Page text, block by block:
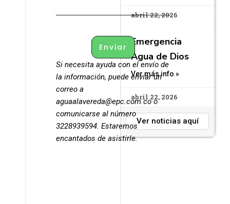
abril 22, 2026
Emergencia
Agua de Dios
Ver más info »
abril 22, 2026
Ver noticias aquí
Enviar
Si necesita ayuda con el envío de
la información, puede enviar un
correo a
aguaalavereda@epc.com.co o
comunicarse al número
3228939594. Estaremos
encantados de asistirle.